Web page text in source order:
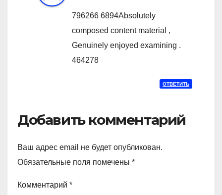
796266 6894Absolutely
composed content material ,
Genuinely enjoyed examining .
464278
ОТВЕТИТЬ
Добавить комментарий
Ваш адрес email не будет опубликован.
Обязательные поля помечены *
Комментарий *